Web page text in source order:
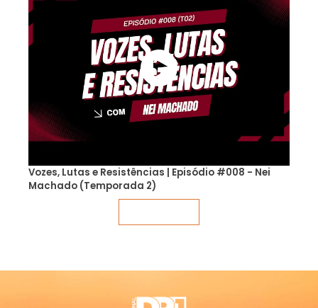
Vozes, Lutas e Resistências | Episódio #008 - Nei
Machado (Temporada 2)